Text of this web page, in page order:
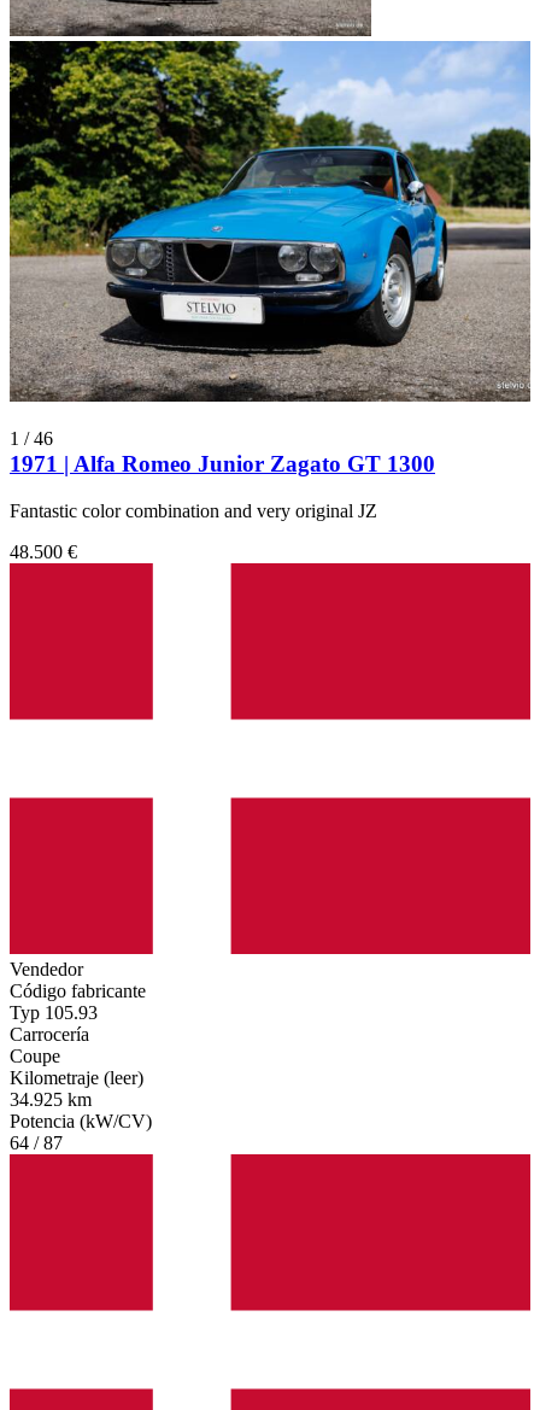
1 /46
1971 | Alfa Romeo Junior Zagato GT 1300
Fantastic color combination and very original JZ
48.500 €
Vendedor
Código fabricante
Typ 105.93
Carrocería
Coupe
Kilometraje (leer)
34.925 km
Potencia (kW/CV)
64 / 87